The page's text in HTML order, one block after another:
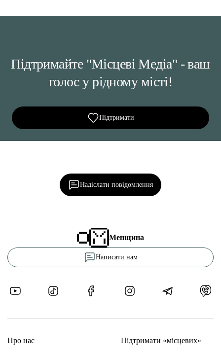
Підтримайте "Місцеві Медіа" - ваш
голос у рідному місті!
Підтримати
Надіслати повідомлення
Менщина
Написати нам
Про нас Підтримати «місцевих»